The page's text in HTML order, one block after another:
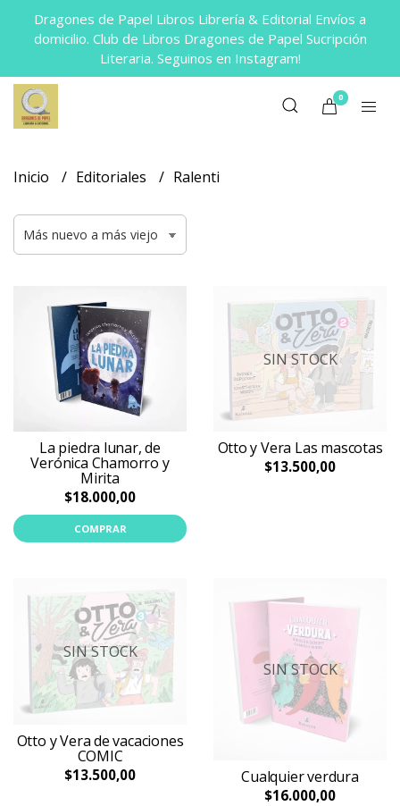
Dragones de Papel Libros Librería & Editorial Envíos a
domicilio. Club de Libros Dragones de Papel Sucripción
Literaria. Seguinos en Instagram!
0
Inicio Editoriales Ralenti
La piedra lunar, de
Verónica Chamorro y
Mirita
$18.000,00
COMPRAR
SIN STOCK
Otto y Vera Las mascotas
$13.500,00
SIN STOCK
Otto y Vera de vacaciones
COMIC
$13.500,00
SIN STOCK
Cualquier verdura
$16.000,00